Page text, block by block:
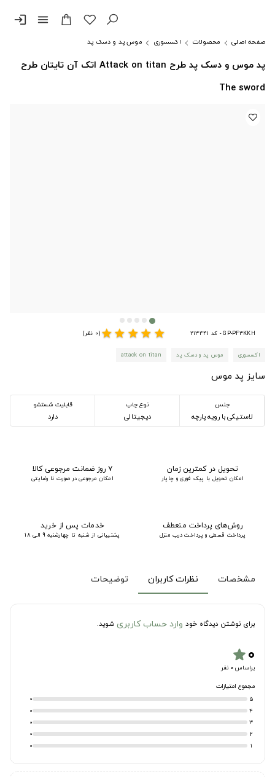
menu
login
صفحه اصلی محصولات اکسسوری موس پد و دسک پد
پد موس و دسک پد طرح Attack on titan اتک آن تایتان طرح
The sword
GP-PF3KKH - کد 213441 star
star
star
star
star(0 نظر)
اکسسوری موس پد و دسک پد attack on titan
سایز پد موس
جنس
لاستیکی با رویه پارچه
نوع چاپ
دیجیتالی
قابلیت شستشو
دارد
تحویل در کمترین زمان
امکان تحویل با پیک فوری و چاپار
۷ روز ضمانت مرجوعی کالا
امکان مرجوعی در صورت نا رضایتی
روش‌های پرداخت منعطف
پرداخت قسطی و پرداخت درب منزل
خدمات پس از خرید
پشتیبانی از شنبه تا چهارشنبه 9 الی 18
مشخصات نظرات کاربران توضیحات
برای نوشتن دیدگاه خود وارد حساب کاربری شوید.
۰star
براساس 0 نفر
مجموع امتیازات
5
0
4
0
3
0
2
0
1
0